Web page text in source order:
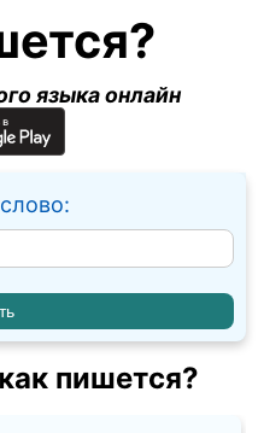
языка онлайн
пишется?